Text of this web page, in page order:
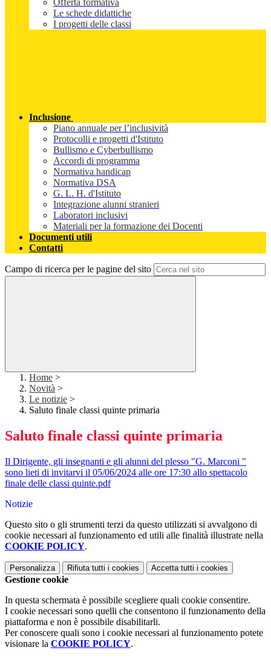
Offerta formativa
Le schede didattiche
I progetti delle classi
Inclusione
Piano annuale per l’inclusività
Protocolli e progetti d'Istituto
Bullismo e Cyberbullismo
Accordi di programma
Normativa handicap
Normativa DSA
G. L. H. d'Istituto
Integrazione alunni stranieri
Laboratori inclusivi
Materiali per la formazione dei Docenti
Documenti utili
Contatti
Campo di ricerca per le pagine del sito
Home >
Novità >
Le notizie >
Saluto finale classi quinte primaria
Saluto finale classi quinte primaria
Il Dirigente, gli insegnanti e gli alunni del plesso "G. Marconi "
sono lieti di invitarvi il 05/06/2024 alle ore 17:30 allo spettacolo
finale delle classi quinte.pdf
Notizie
Questo sito o gli strumenti terzi da questo utilizzati si avvalgono di
cookie necessari al funzionamento ed utili alle finalità illustrate nella
COOKIE POLICY.
Personalizza Rifiuta tutti i cookies Accetta tutti i cookies
Gestione cookie
In questa schermata è possibile scegliere quali cookie consentire.
I cookie necessari sono quelli che consentono il funzionamento della
piattaforma e non è possibile disabilitarli.
Per conoscere quali sono i cookie necessari al funzionamento potete
visionare la COOKIE POLICY.